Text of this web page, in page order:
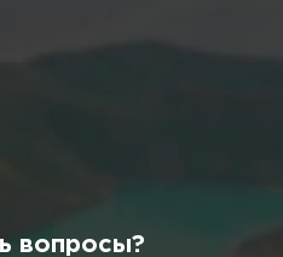
вопросы?